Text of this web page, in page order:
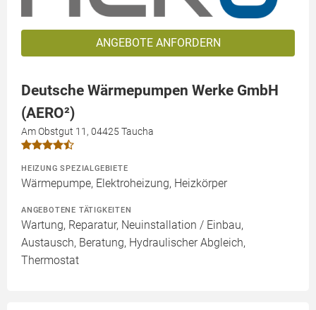
ANGEBOTE ANFORDERN
Deutsche Wärmepumpen Werke GmbH
(AERO²)
Am Obstgut 11, 04425 Taucha
HEIZUNG SPEZIALGEBIETE
Wärmepumpe, Elektroheizung, Heizkörper
ANGEBOTENE TÄTIGKEITEN
Wartung, Reparatur, Neuinstallation / Einbau,
Austausch, Beratung, Hydraulischer Abgleich,
Thermostat